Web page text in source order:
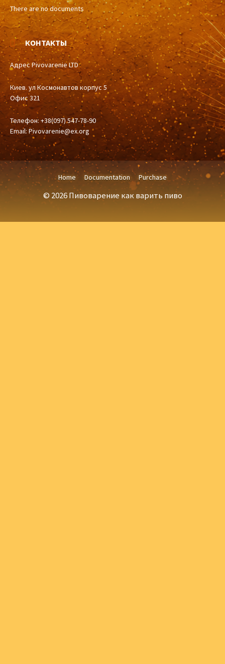
There are no documents
КОНТАКТЫ
Адрес Pivovarenie LTD
Киев. ул Космонавтов корпус 5
Офис 321
Телефон: +38(097) 547-78-90
Email: Pivovarenie@ex.org
Home Documentation Purchase
© 2026 Пивоварение как варить пиво